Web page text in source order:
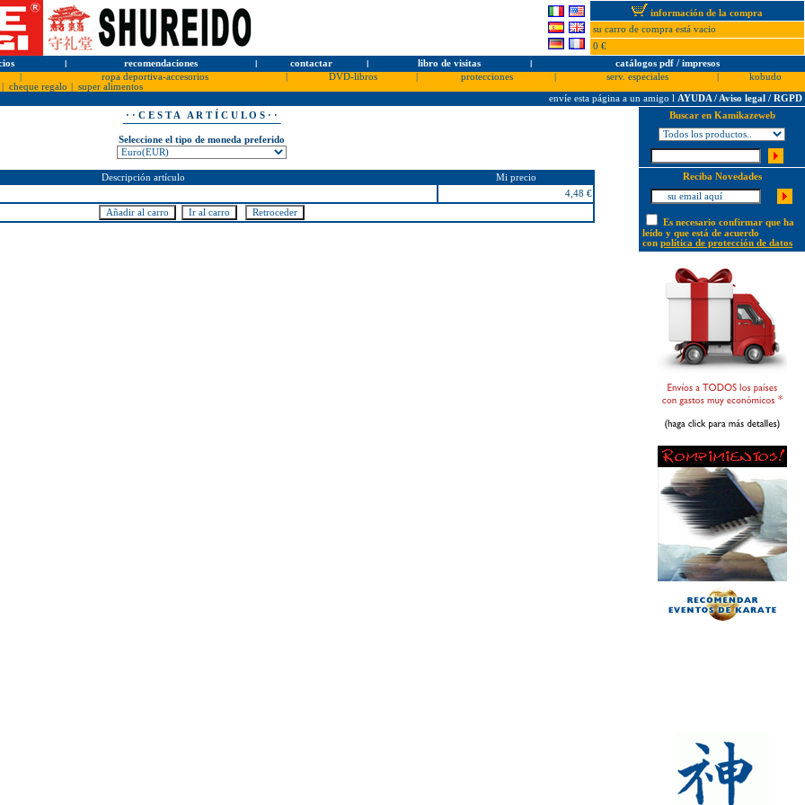
información de la compra
su carro de compra está vacio
0 €
l recomendaciones l contactar l libro de visitas l
catálogos pdf / impresos
ropa deportiva-accesorios DVD-libros protecciones serv. especiales
kobudo
cheque regalo
super alimentos
envíe esta página a un amigo l AYUDA / Aviso legal / RGPD
· · C E S T A A R T Í C U L O S · ·
Seleccione el tipo de moneda preferido
Descripción artículo
Mi precio
4,48 €
Buscar en Kamikazeweb
Reciba Novedades
Es necesario confirmar que ha
leído y que está de acuerdo
con política de protección de datos